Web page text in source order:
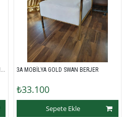
3A MOBİLYA GOLD SWAN MODERN KANEPE 3A MOBİLYA GOLD SWAN BERJER
₺33.100
Sepete Ekle